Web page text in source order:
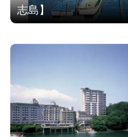
志島】